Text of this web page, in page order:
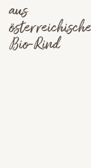
aus
Bio-Rind